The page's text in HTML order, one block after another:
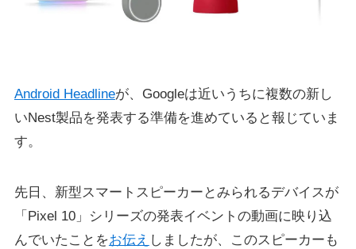
Android Headlineが、Googleは近いうちに複数の新し
いNest製品を発表する準備を進めていると報じていま
す。
先日、新型スマートスピーカーとみられるデバイスが
「Pixel 10」シリーズの発表イベントの動画に映り込
んでいたことをお伝え しましたが、このスピーカーも